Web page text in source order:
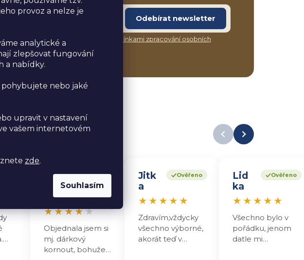
provoz a nelze je
analytické a
zlepšovat fungování
a nabídky.
nebo jaké
upravit v nastavení
vašem internetovém
zde.
Souhlasím
Odebírat newsletter
Vložením e-mailu souhlasíte s
podmínkami zpracování osobních
údajů .
Ověřeno
Ver
ka
★★★★★
Objednala jsem si
mj. dárkový
kornout, bohužel
Ověřeno
Jitk
a
★ ★ ★ ★ ★
Zdravím,vždycky
všechno výborné,
akorát teď v
Ověřeno
Lid
ka
★ ★ ★ ★ ★
Všechno bylo v
pořádku, jenom
datle mi